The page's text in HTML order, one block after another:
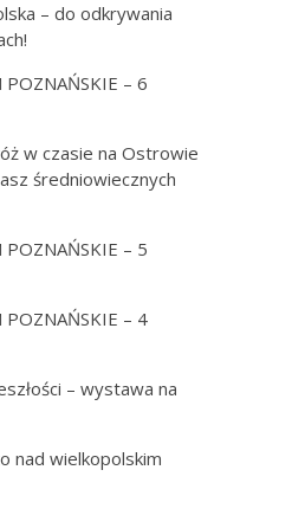
– do odkrywania
POZNAŃSKIE – 6
w czasie na Ostrowie
średniowiecznych
POZNAŃSKIE – 5
POZNAŃSKIE – 4
– wystawa na
nad wielkopolskim